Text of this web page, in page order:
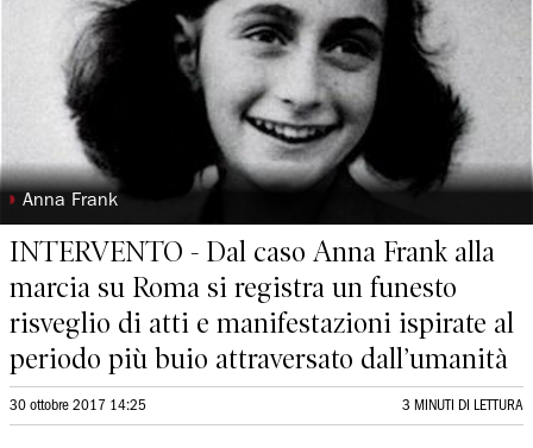
◗ Anna Frank
INTERVENTO - Dal caso Anna Frank alla
marcia su Roma si registra un funesto
risveglio di atti e manifestazioni ispirate al
periodo più buio attraversato dall’umanità
30 ottobre 2017 14:25 3 MINUTI DI LETTURA